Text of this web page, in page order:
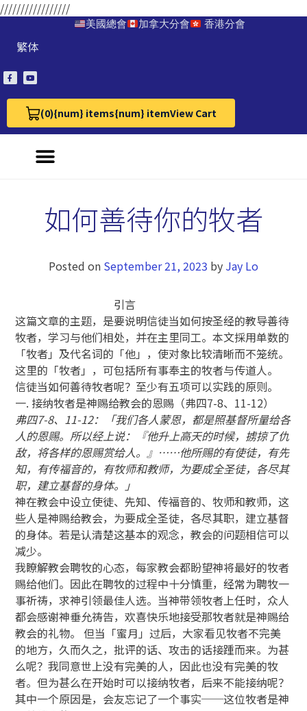
/////////////////
美國總會 加拿大分會 香港分會
繁体
(0)
View Cart 0{num} items{num} itemView Cart
如何善待你的牧者
Posted on September 21, 2023 by Jay Lo
引言
这篇文章的主题，是要说明信徒当如何按圣经的教导善待
牧者，学习与他们相处，并在主里同工。本文採用单数的
「牧者」及代名词的「他」，使对象比较清晰而不笼统。
这里的「牧者」，可包括所有事奉主的牧者与传道人。
信徒当如何善待牧者呢？至少有五项可以实践的原则。
一. 接纳牧者是神赐给教会的恩赐（弗四7-8、11-12）
弗四7-8、11-12：「我们各人蒙恩，都是照基督所量给各
人的恩赐。所以经上说：『他升上高天的时候，掳掠了仇
敌，将各样的恩赐赏给人。』……他所赐的有使徒，有先
知，有传福音的，有牧师和教师，为要成全圣徒，各尽其
职，建立基督的身体。」
神在教会中设立使徒、先知、传福音的、牧师和教师，这
些人是神赐给教会，为要成全圣徒，各尽其职，建立基督
的身体。若是认清楚这基本的观念，教会的问题相信可以
减少。
我瞭解教会聘牧的心态，每家教会都盼望神将最好的牧者
赐给他们。因此在聘牧的过程中十分慎重，经常为聘牧一
事祈祷，求神引领最佳人选。当神带领牧者上任时，众人
都会感谢神垂允祷告，欢喜快乐地接受那牧者就是神赐给
教会的礼物。 但当「蜜月」过后，大家看见牧者不完美
的地方，久而久之，批评的话、攻击的话接踵而来。为甚
么呢？我同意世上没有完美的人，因此也没有完美的牧
者。但为甚么在开始时可以接纳牧者，后来不能接纳呢？
其中一个原因是，会友忘记了一个事实──这位牧者是神